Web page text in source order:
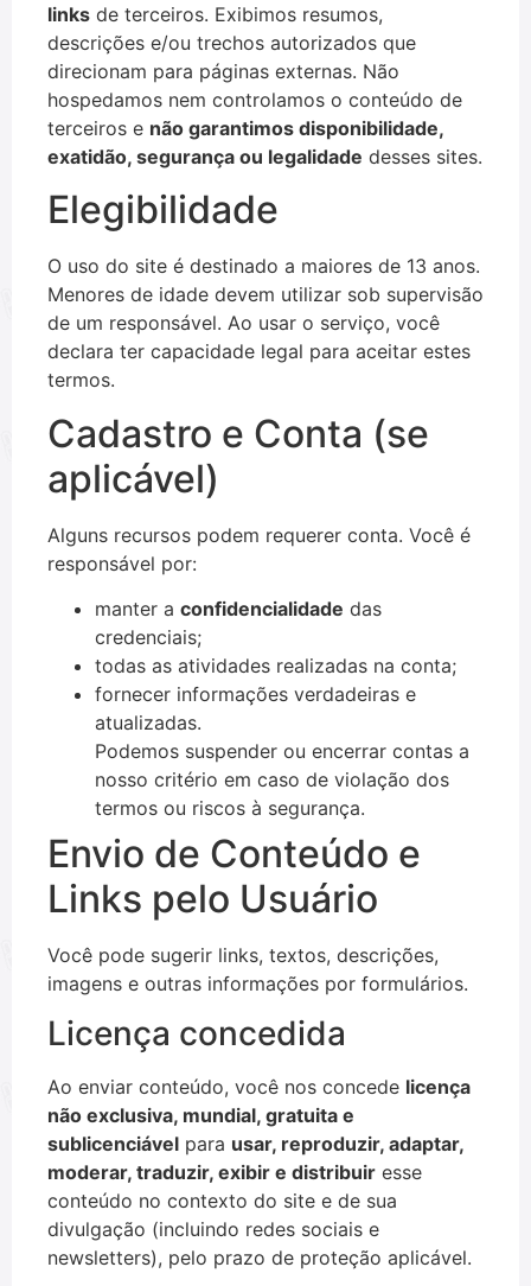
links de terceiros. Exibimos resumos,
descrições e/ou trechos autorizados que
direcionam para páginas externas. Não
hospedamos nem controlamos o conteúdo de
terceiros e não garantimos disponibilidade,
exatidão, segurança ou legalidade desses sites.
Elegibilidade
O uso do site é destinado a maiores de 13 anos.
Menores de idade devem utilizar sob supervisão
de um responsável. Ao usar o serviço, você
declara ter capacidade legal para aceitar estes
termos.
Cadastro e Conta (se
aplicável)
Alguns recursos podem requerer conta. Você é
responsável por:
manter a confidencialidade das
credenciais;
todas as atividades realizadas na conta;
fornecer informações verdadeiras e
atualizadas.
Podemos suspender ou encerrar contas a
nosso critério em caso de violação dos
termos ou riscos à segurança.
Envio de Conteúdo e
Links pelo Usuário
Você pode sugerir links, textos, descrições,
imagens e outras informações por formulários.
Licença concedida
Ao enviar conteúdo, você nos concede licença
não exclusiva, mundial, gratuita e
sublicenciável para usar, reproduzir, adaptar,
moderar, traduzir, exibir e distribuir esse
conteúdo no contexto do site e de sua
divulgação (incluindo redes sociais e
newsletters), pelo prazo de proteção aplicável.